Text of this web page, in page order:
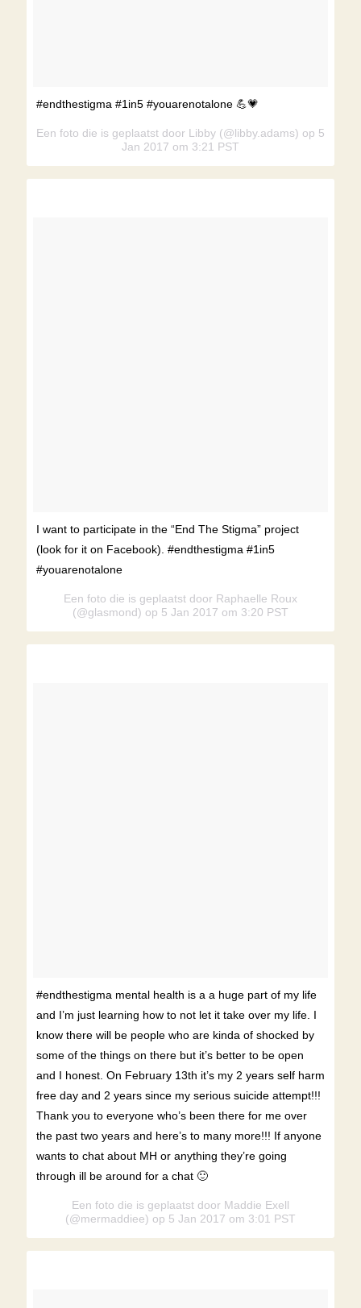
#endthestigma #1in5 #youarenotalone 💪💗
Een foto die is geplaatst door Libby (@libby.adams) op 5
Jan 2017 om 3:21 PST
I want to participate in the “End The Stigma” project
(look for it on Facebook). #endthestigma #1in5
#youarenotalone
Een foto die is geplaatst door Raphaelle Roux
(@glasmond) op 5 Jan 2017 om 3:20 PST
#endthestigma mental health is a a huge part of my life
and I’m just learning how to not let it take over my life. I
know there will be people who are kinda of shocked by
some of the things on there but it’s better to be open
and I honest. On February 13th it’s my 2 years self harm
free day and 2 years since my serious suicide attempt!!!
Thank you to everyone who’s been there for me over
the past two years and here’s to many more!!! If anyone
wants to chat about MH or anything they’re going
through ill be around for a chat 🙂
Een foto die is geplaatst door Maddie Exell
(@mermaddiee) op 5 Jan 2017 om 3:01 PST